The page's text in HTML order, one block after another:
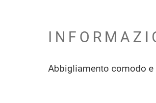
Abbigliamento comodo e